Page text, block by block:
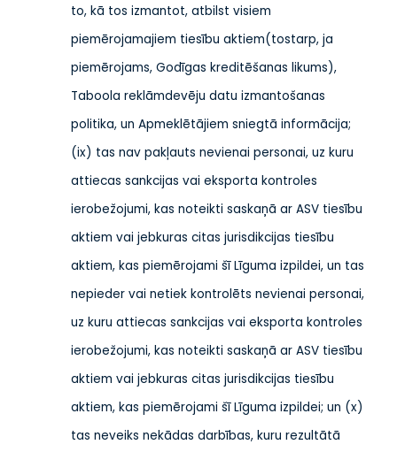
to, kā tos izmantot, atbilst visiem
piemērojamajiem tiesību aktiem(tostarp, ja
piemērojams, Godīgas kreditēšanas likums),
Taboola reklāmdevēju datu izmantošanas
politika, un Apmeklētājiem sniegtā informācija;
(ix) tas nav pakļauts nevienai personai, uz kuru
attiecas sankcijas vai eksporta kontroles
ierobežojumi, kas noteikti saskaņā ar ASV tiesību
aktiem vai jebkuras citas jurisdikcijas tiesību
aktiem, kas piemērojami šī Līguma izpildei, un tas
nepieder vai netiek kontrolēts nevienai personai,
uz kuru attiecas sankcijas vai eksporta kontroles
ierobežojumi, kas noteikti saskaņā ar ASV tiesību
aktiem vai jebkuras citas jurisdikcijas tiesību
aktiem, kas piemērojami šī Līguma izpildei; un (x)
tas neveiks nekādas darbības, kuru rezultātā